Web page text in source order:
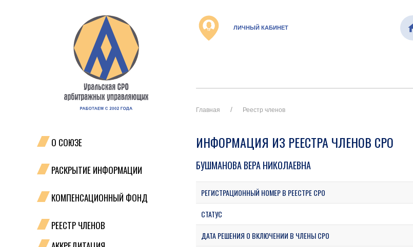
О СОЮЗЕ
РАСКРЫТИЕ ИНФОРМАЦИИ
КОМПЕНСАЦИОННЫЙ ФОНД
РЕЕСТР ЧЛЕНОВ
ЛИЧНЫЙ КАБИНЕТ
Главная Реестр членов
ИНФОРМАЦИЯ ИЗ РЕЕСТРА ЧЛЕНОВ СРО
БУШМАНОВА ВЕРА НИКОЛАЕВНА
РЕГИСТРАЦИОННЫЙ НОМЕР В РЕЕСТРЕ СРО
СТАТУС
ДАТА РЕШЕНИЯ О ВКЛЮЧЕНИИ В ЧЛЕНЫ СРО